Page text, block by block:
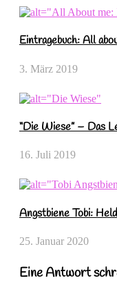
Eintragebuch: All
3. März 2019
“Die Wiese” – Das
16. Juli 2019
Angstbiene Tobi:
25. Januar 2020
Eine Antwort